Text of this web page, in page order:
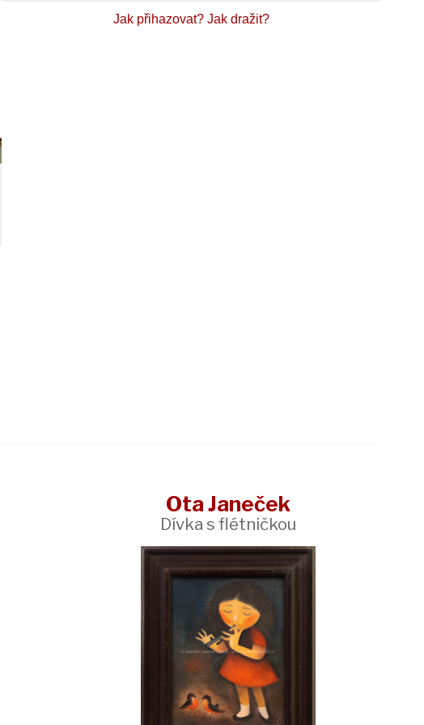
Jak přihazovat? Jak dražit?
Ota Janeček
Dívka s flétničkou